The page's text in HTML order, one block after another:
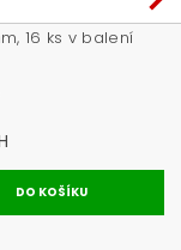
16 ks v balení